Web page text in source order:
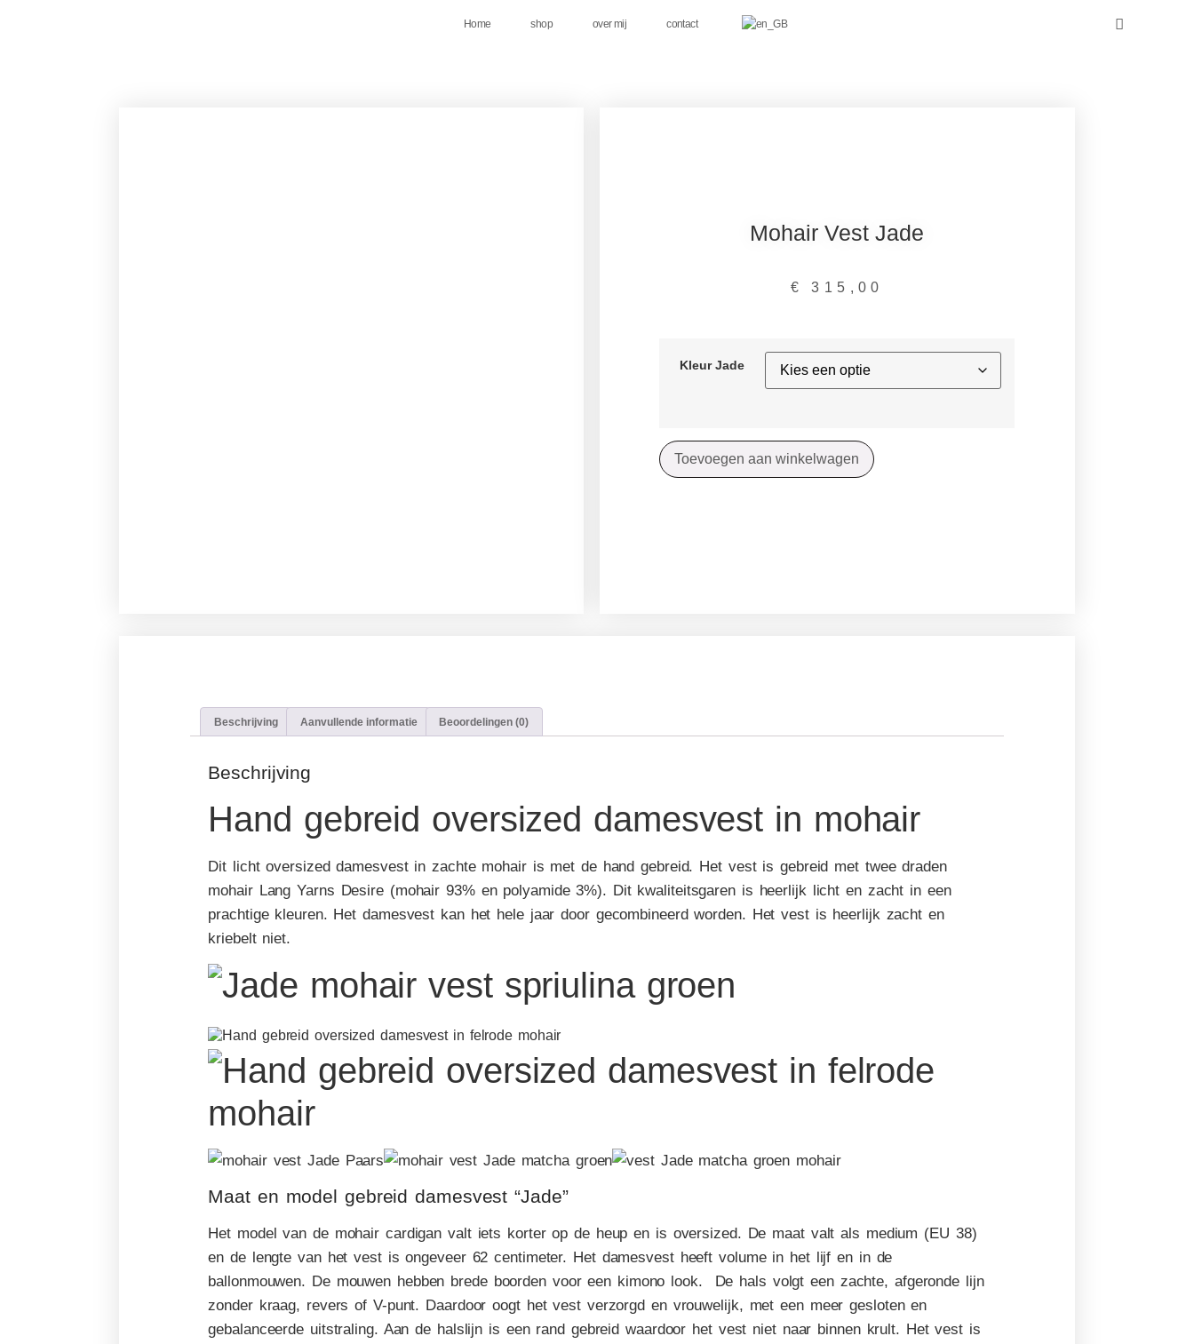
Home shop over mij contact
Mohair Vest Jade
€ 315,00
Kleur Jade
Toevoegen aan winkelwagen
Beschrijving Aanvullende informatie Beoordelingen (0)
Beschrijving
Hand gebreid oversized damesvest in mohair
Dit licht oversized damesvest in zachte mohair is met de hand gebreid. Het vest is gebreid met twee draden
mohair Lang Yarns Desire (mohair 93% en polyamide 3%). Dit kwaliteitsgaren is heerlijk licht en zacht in een
prachtige kleuren. Het damesvest kan het hele jaar door gecombineerd worden. Het vest is heerlijk zacht en
kriebelt niet.
Maat en model gebreid damesvest “Jade”
Het model van de mohair cardigan valt iets korter op de heup en is oversized. De maat valt als medium (EU 38)
en de lengte van het vest is ongeveer 62 centimeter. Het damesvest heeft volume in het lijf en in de
ballonmouwen. De mouwen hebben brede boorden voor een kimono look. De hals volgt een zachte, afgeronde lijn
zonder kraag, revers of V-punt. Daardoor oogt het vest verzorgd en vrouwelijk, met een meer gesloten en
gebalanceerde uitstraling. Aan de halslijn is een rand gebreid waardoor het vest niet naar binnen krult. Het vest is